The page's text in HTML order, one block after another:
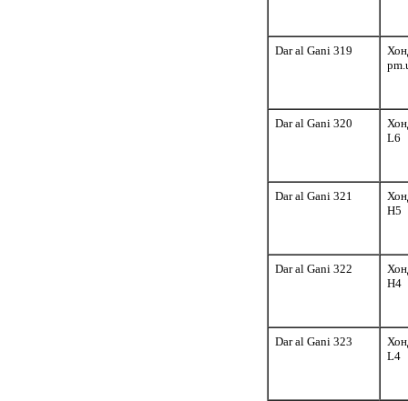
Dar al Gani 319
Dar al Gani 320
L6
Dar al Gani 321
H5
Dar al Gani 322
H4
Dar al Gani 323
L4